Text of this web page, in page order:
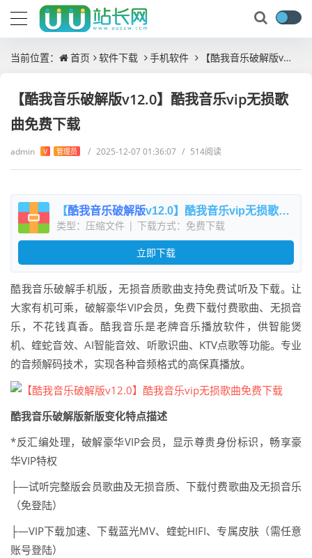
当前位置： 首页 软件下载 手机软件 【酷我音乐破解版v12.0】酷我音乐vip无损歌曲免费下载
【酷我音乐破解版v12.0】酷我音乐vip无损歌
曲免费下载
admin V 管理员 / 2025-12-07 01:36:07 / 514阅读
【酷我音乐破解版v12.0】酷我音乐vip无损歌曲免费下载
类型：压缩文件 | 下载方式：免费下载
立即下载
酷我音乐破解手机版，无损音质歌曲支持免费试听及下载。让
大家有机可乘，破解豪华VIP会员，免费下载付费歌曲、无损音
乐，不花钱真香。酷我音乐是老牌音乐播放软件，供智能煲
机、蝰蛇音效、AI智能音效、听歌识曲、KTV点歌等功能。专业
的音频解码技术，实现各种音频格式的高保真播放。
酷我音乐破解版新版变化特点描述
*反汇编处理，破解豪华VIP会员，显示尊贵身份标识，畅享豪
华VIP特权
├—试听完整版会员歌曲及无损音质、下载付费歌曲及无损音乐
（免登陆）
├—VIP下载加速、下载蓝光MV、蝰蛇HIFI、专属皮肤（需任意
账号登陆）